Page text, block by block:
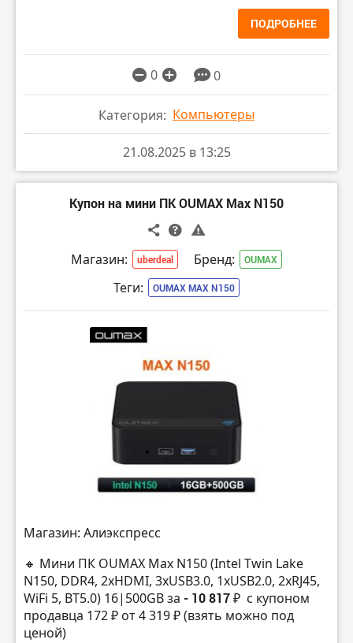
ПОДРОБНЕЕ
0 0
Категория: Компьютеры
21.08.2025 в 13:25
Купон на мини ПК OUMAX Max N150
Магазин: uberdeal Бренд: OUMAX
Теги: OUMAX MAX N150
Магазин: Алиэкспресс
🔸 Мини ПК OUMAX Max N150 (Intel Twin Lake
N150, DDR4, 2xHDMI, 3хUSB3.0, 1хUSB2.0, 2хRJ45,
WiFi 5, BT5.0) 16|500GB за - 10 817 ₽ с купоном
продавца 172 ₽ от 4 319 ₽ (взять можно под
ценой)